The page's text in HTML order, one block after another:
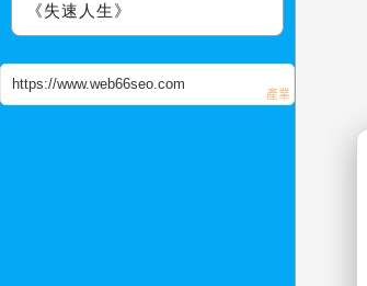
《失速人生》
https://www.web66seo.com